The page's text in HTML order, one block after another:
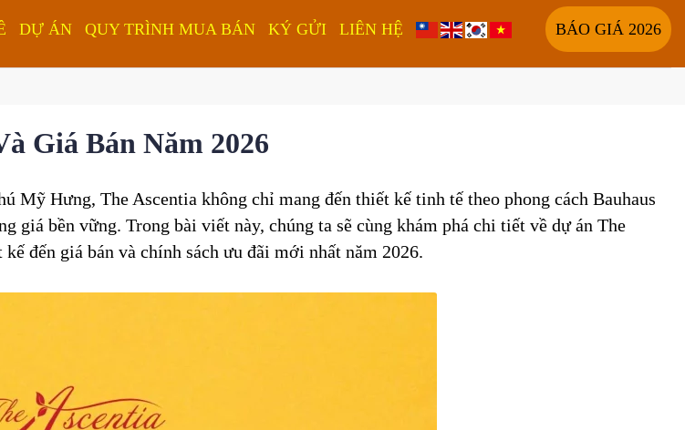
DỰ ÁN QUY TRÌNH MUA BÁN KÝ GỬI LIÊN HỆ BÁO GIÁ 2026
Giá Bán Năm 2026
Mỹ Hưng, The Ascentia không chỉ mang đến thiết kế tinh tế theo phong cách Bauhaus
giá bền vững. Trong bài viết này, chúng ta sẽ cùng khám phá chi tiết về dự án The
đến giá bán và chính sách ưu đãi mới nhất năm 2026.